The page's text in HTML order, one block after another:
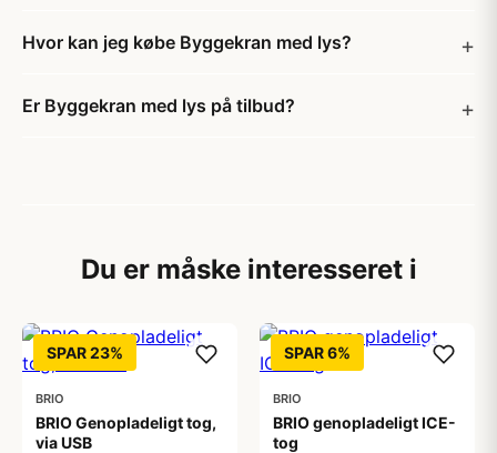
Hvor kan jeg købe Byggekran med lys?
Er Byggekran med lys på tilbud?
Du er måske interesseret i
SPAR 23%
BRIO
BRIO Genopladeligt tog,
via USB
SPAR 6%
BRIO
BRIO genopladeligt ICE-
tog